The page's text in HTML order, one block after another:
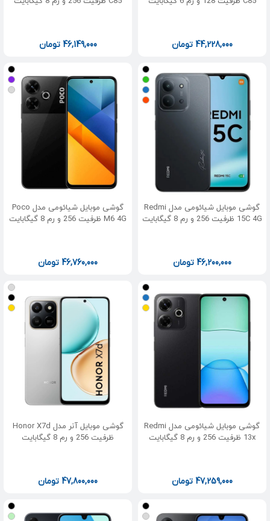
44,228,000 تومان 46,149,000 تومان
گوشی موبایل شیائومی مدل Redmi
15C 4G ظرفیت 256 و رم 8 گیگابایت
46,200,000 تومان
گوشی موبایل شیائومی مدل Poco
M6 4G ظرفیت 256 و رم 8 گیگابایت
46,760,000 تومان
گوشی موبایل شیائومی مدل Redmi
13x ظرفیت 256 و رم 8 گیگابایت
47,259,000 تومان
گوشی موبایل آنر مدل Honor X7d
ظرفیت 256 و رم 8 گیگابایت
47,800,000 تومان